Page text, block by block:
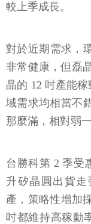
較上季成長。
對於近期需求，
非常健康，但磊
晶的 12 吋產能
域需求均相當不
那麼滿，相對弱
台勝科第 2 季受
升矽晶圓出貨
產，策略性增加
吋都維持高稼動